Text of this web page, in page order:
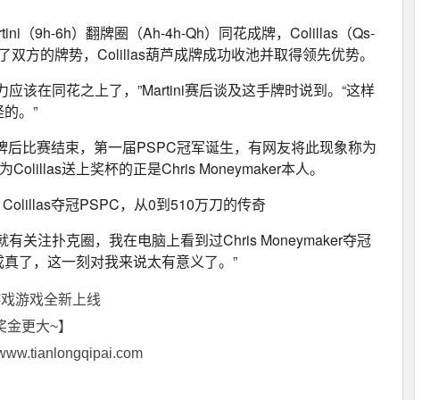
（9h-6h）翻牌圈（Ah-4h-Qh）同花成牌，Colillas（Qs-
方的牌势，Colillas葫芦成牌成功收池并取得领先优势。
该在同花之上了，”Martini赛后谈及这手牌时说到。“这样
。”
比赛结束，第一届PSPC冠军诞生，有网友将此现象称为
送上奖杯的正是Chris Moneymaker本人。
有关注扑克圈，我在电脑上看到过Chris Moneymaker夺冠
了，这一刻对我来说太有意义了。”
游戏全新上线
更大~】